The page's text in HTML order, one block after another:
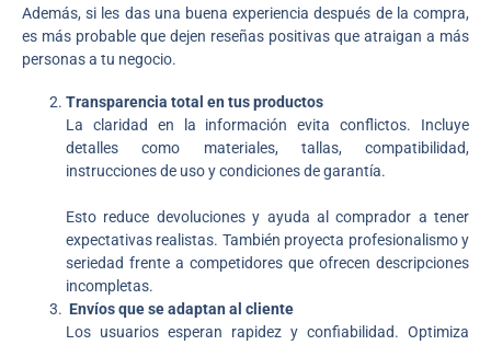
Además, si les das una buena experiencia después de la compra,
es más probable que dejen reseñas positivas que atraigan a más
personas a tu negocio.
Transparencia total en tus productos
La claridad en la información evita conflictos. Incluye
detalles como materiales, tallas, compatibilidad,
instrucciones de uso y condiciones de garantía.
Esto reduce devoluciones y ayuda al comprador a tener
expectativas realistas. También proyecta profesionalismo y
seriedad frente a competidores que ofrecen descripciones
incompletas.
Envíos que se adaptan al cliente
Los usuarios esperan rapidez y confiabilidad. Optimiza